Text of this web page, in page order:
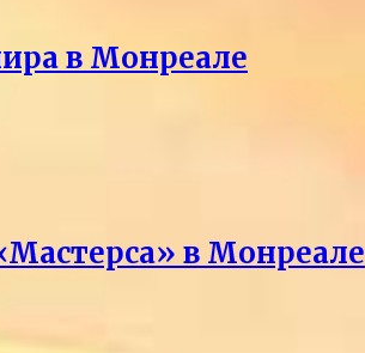
в Монреале
в Монреале